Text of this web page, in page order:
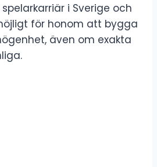
i Sverige och
för honom att bygga
även om exakta